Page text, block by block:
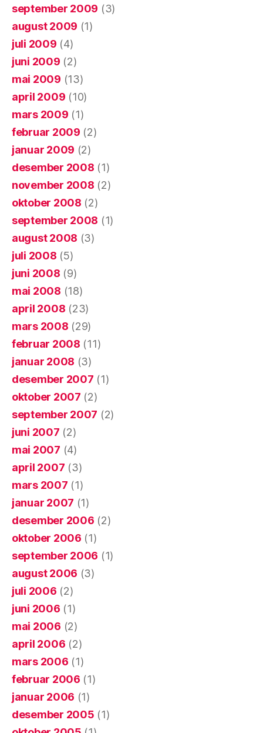
september 2009 (3)
august 2009 (1)
juli 2009 (4)
juni 2009 (2)
mai 2009 (13)
april 2009 (10)
mars 2009 (1)
februar 2009 (2)
januar 2009 (2)
desember 2008 (1)
november 2008 (2)
oktober 2008 (2)
september 2008 (1)
august 2008 (3)
juli 2008 (5)
juni 2008 (9)
mai 2008 (18)
april 2008 (23)
mars 2008 (29)
februar 2008 (11)
januar 2008 (3)
desember 2007 (1)
oktober 2007 (2)
september 2007 (2)
juni 2007 (2)
mai 2007 (4)
april 2007 (3)
mars 2007 (1)
januar 2007 (1)
desember 2006 (2)
oktober 2006 (1)
september 2006 (1)
august 2006 (3)
juli 2006 (2)
juni 2006 (1)
mai 2006 (2)
april 2006 (2)
mars 2006 (1)
februar 2006 (1)
januar 2006 (1)
desember 2005 (1)